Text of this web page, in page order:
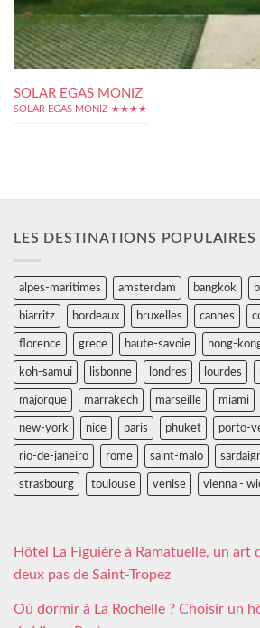
SOLAR EGAS MONIZ
SOLAR EGAS MONIZ ★★★★
LES DESTINATIONS POPULAIRES
alpes-maritimes amsterdam bangkok
biarritz bordeaux bruxelles cannes
florence grece haute-savoie hong-
koh-samui lisbonne londres lourdes
majorque marrakech marseille miami
new-york nice paris phuket porto-
rio-de-janeiro rome saint-malo
strasbourg toulouse venise vienna -
Hôtel La Figuière à Ramatuelle, un art
deux pas de Saint-Tropez
Où dormir à La Rochelle ? Choisir un